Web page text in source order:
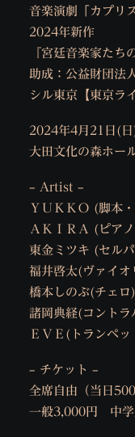
音楽演劇「カプリ
2024年新作
『宮廷音楽家たち
助成：公益財団法
シル東京【東京ラ
2024年4月21日(
大田文化の森ホー
– Artist –
ＹＵＫＫＯ (脚本
ＡＫＩＲＡ (ピア
東金ミツキ (セル
福井啓太(ヴァイオ
橋本しのぶ(チェロ)
諸岡典経(コントラ
ＥＶＥ(トランペッ
– チケット –
全席自由（当日500
一般3,000円 中